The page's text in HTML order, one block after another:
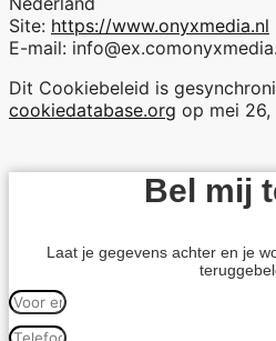
Site: https://www.onyxmedia.nl
E-mail: info@ex.com
Dit Cookiebeleid is
cookiedatabase.org op mei 26,
Bel mij
Laat je gegevens achter en je